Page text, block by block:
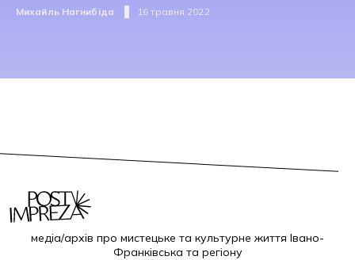
Михайль Нагнибіда 16 травня 2022
медіа/архів про мистецьке та культурне життя Івано-
Франківська та регіону